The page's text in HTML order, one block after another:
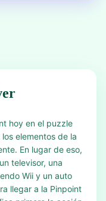
hoy en el puzzle
elementos de la
En lugar de eso,
televisor, una
Wii y un auto
llegar a la Pinpoint